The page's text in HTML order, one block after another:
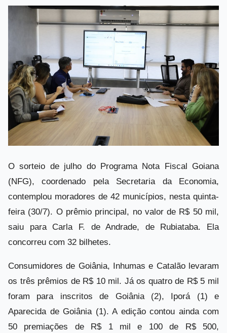
O sorteio de julho do Programa Nota Fiscal Goiana
(NFG), coordenado pela Secretaria da Economia,
contemplou moradores de 42 municípios, nesta quinta-
feira (30/7). O prêmio principal, no valor de R$ 50 mil,
saiu para Carla F. de Andrade, de Rubiataba. Ela
concorreu com 32 bilhetes.
Consumidores de Goiânia, Inhumas e Catalão levaram
os três prêmios de R$ 10 mil. Já os quatro de R$ 5 mil
foram para inscritos de Goiânia (2), Iporá (1) e
Aparecida de Goiânia (1). A edição contou ainda com
50 premiações de R$ 1 mil e 100 de R$ 500,